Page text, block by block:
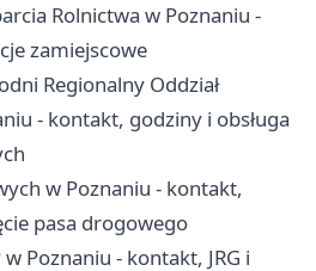
Rolnictwa w Poznaniu -
zamiejscowe
Regionalny Oddział
- kontakt, godziny i obsługa
w Poznaniu - kontakt,
pasa drogowego
Poznaniu - kontakt, JRG i